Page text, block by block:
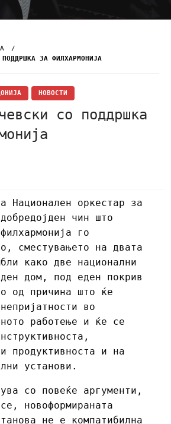
ЗА ФИЛХАРМОНИЈА
НОВОСТИ
со поддршка
Национален оркестар за
чин што
го
сместувањето на двата
како две национални
дом, под еден покрив
од причина што ќе
во
работење и ќе се
продуктивноста и на
установи.
со повеќе аргументи,
новоформираната
не е компатибилна